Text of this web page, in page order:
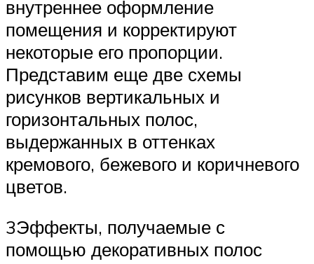
внутреннее оформление
помещения и корректируют
некоторые его пропорции.
Представим еще две схемы
рисунков вертикальных и
горизонтальных полос,
выдержанных в оттенках
кремового, бежевого и коричневого
цветов.
3Эффекты, получаемые с
помощью декоративных полос